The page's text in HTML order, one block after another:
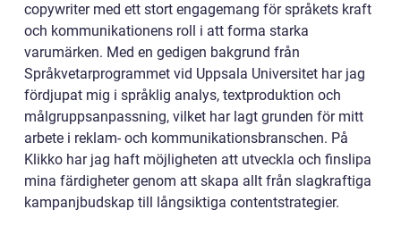
copywriter med ett stort engagemang för språkets kraft
och kommunikationens roll i att forma starka
varumärken. Med en gedigen bakgrund från
Språkvetarprogrammet vid Uppsala Universitet har jag
fördjupat mig i språklig analys, textproduktion och
målgruppsanpassning, vilket har lagt grunden för mitt
arbete i reklam- och kommunikationsbranschen. På
Klikko har jag haft möjligheten att utveckla och finslipa
mina färdigheter genom att skapa allt från slagkraftiga
kampanjbudskap till långsiktiga contentstrategier.